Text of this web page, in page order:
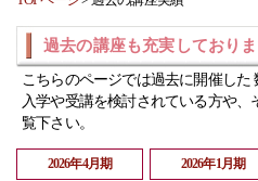
過去の講座も充実しており
こちらのページでは過去に開催し
入学や受講を検討されている方や
覧下さい。
2026年4月期 2026年1月期